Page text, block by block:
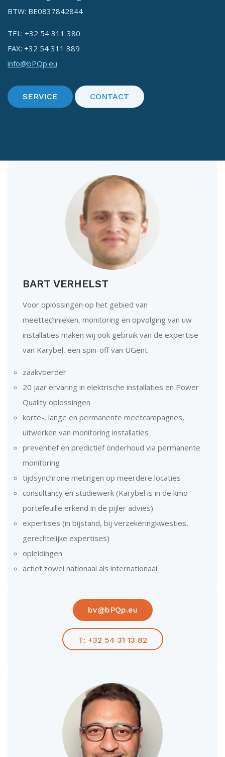
BTW: BE0837842844
TEL: +32 54 311 380
FAX: +32 54 311 389
info@bPQp.eu
SERVICE CONTACT
BART VERHELST
Voor oplossingen op het gebied van
meettechnieken, monitoring en opvolging van uw
installaties maken wij ook gebruik van de expertise
van Karybel, een spin-off van UGent
zaakvoerder
20 jaar ervaring in elektrische installaties en Power
Quality oplossingen
korte-, lange en permanente meetcampagnes,
uitwerken van monitoring installaties
preventief en predictief onderhoud via permanente
monitoring
tijdsynchrone metingen op meerdere locaties
consultancy en studiewerk (Karybel is in de kmo-
portefeuille erkend in de pijler advies)
expertises (in bijstand, bij verzekeringkwesties,
gerechtelijke expertises)
opleidingen
actief zowel nationaal als internationaal
bv@bPQp.eu
T: +32 54 31 13 82